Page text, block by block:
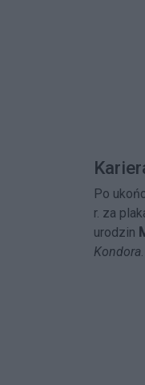
Po
r. za
urodzin
Kondora